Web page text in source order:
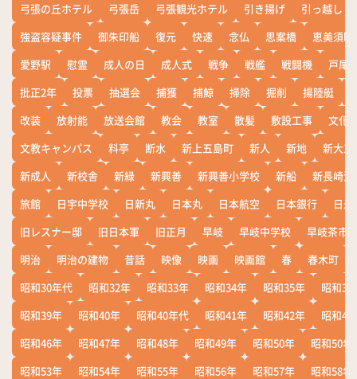
弓張の丘ホテル
弓張岳 弓張観光ホテル 引き揚げ
引っ越し
強盗容疑事件
御朱印船 復元 快速 念仏 思案橋
恵美須町
愛野駅
慰霊 成人の日 成人式 戦争 戦艦 戦闘機
戸尾
批正2年
投票 抽選会 捕獲 捕鯨 掃除 掘削 揚陸艇
改装
放射能 放送会館 教会 教室 散髪 敷設工事
文化
文教キャンパス
料亭 断水 新上五島町 新人 新地
新大工
新成人
新校舎 新緑 新興善 新興善小学校 新船
新長崎漁
旅館
日宇中学校 日新丸 日本丸 日本航空 日本銀行
日
旧レスナー邸
旧日本軍 旧正月 早岐 早岐中学校
早岐茶市
明治
明治の建物 昔話 映像 映画 映画館 春 春木町
昭和30年代
昭和32年 昭和33年 昭和34年 昭和35年
昭和36
昭和39年
昭和40年 昭和40年代 昭和41年 昭和42年
昭和43
昭和46年
昭和47年 昭和48年 昭和49年 昭和50年
昭和50年
昭和53年
昭和54年 昭和55年 昭和56年 昭和57年
昭和58年